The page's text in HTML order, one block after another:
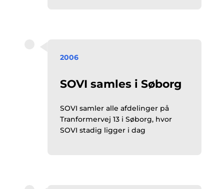
2006
SOVI samles i Søborg
SOVI samler alle afdelinger på
Tranformervej 13 i Søborg, hvor
SOVI stadig ligger i dag